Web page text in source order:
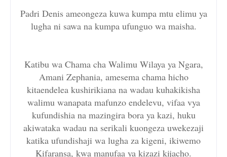
Padri Denis ameongeza kuwa kumpa mtu elimu ya
lugha ni sawa na kumpa ufunguo wa maisha.
Katibu wa Chama cha Walimu Wilaya ya Ngara,
Amani Zephania, amesema chama hicho
kitaendelea kushirikiana na wadau kuhakikisha
walimu wanapata mafunzo endelevu, vifaa vya
kufundishia na mazingira bora ya kazi, huku
akiwataka wadau na serikali kuongeza uwekezaji
katika ufundishaji wa lugha za kigeni, ikiwemo
Kifaransa, kwa manufaa ya kizazi kijacho.